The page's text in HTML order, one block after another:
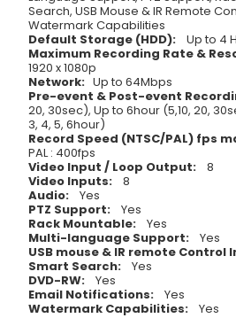
Search, USB Mouse & IR Remote
Watermark Capabilities
Default Storage (HDD): Up to 4
Maximum Recording Rate &
1920 x 1080p
Network: Up to 64Mbps
Pre-event & Post-event
20, 30sec), Up to 6hour (5,10, 20,
3, 4, 5, 6hour)
Record Speed (NTSC/PAL) fps
PAL : 400fps
Video Input / Loop Output: 8
Video Inputs: 8
Audio: Yes
PTZ Support: Yes
Rack Mountable: Yes
Multi-language Support: Yes
USB mouse & IR remote Control
Smart Search: Yes
DVD-RW: Yes
Email Notifications: Yes
Watermark Capabilities: Yes